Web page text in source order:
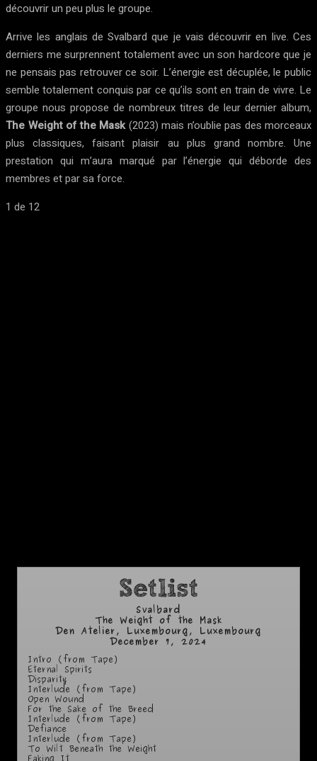
découvrir un peu plus le groupe.
Arrive les anglais de Svalbard que je vais découvrir en live. Ces
derniers me surprennent totalement avec un son hardcore que je
ne pensais pas retrouver ce soir. L’énergie est décuplée, le public
semble totalement conquis par ce qu’ils sont en train de vivre. Le
groupe nous propose de nombreux titres de leur dernier album,
The Weight of the Mask(2023) mais n’oublie pas des morceaux
plus classiques, faisant plaisir au plus grand nombre. Une
prestation qui m’aura marqué par l’énergie qui déborde des
membres et par sa force.
1 de 12